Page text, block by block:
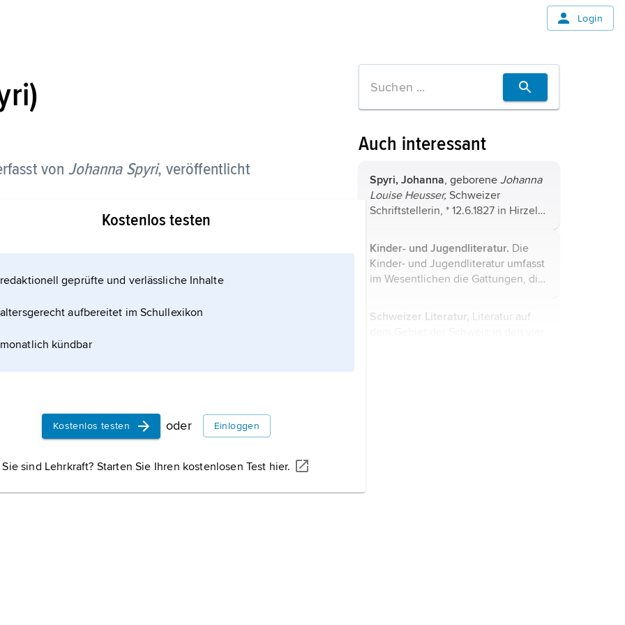
Login
von Johanna Spyri, veröffentlicht
anderen Romanpersonen – schuf
zum Inbegriff für vermeintlich reine,
naturnahes Leben wurden.
Kostenlos testen
redaktionell geprüfte und verlässliche Inhalte
altersgerecht aufbereitet im Schullexikon
monatlich kündbar
Kostenlos testen oder Einloggen
Sie sind Lehrkraft? Starten Sie Ihren kostenlosen Test hier.
Auch interessant
Spyri, Johanna, geborene Johanna
Louise Heusser, Schweizer
Schriftstellerin, * 12.6.1827 in Hirzel
Kinder- und Jugendliteratur. Die
Kinder- und Jugendliteratur umfasst
im Wesentlichen die Gattungen, die
anzutreffen sind. In der neueren
Schweizer Literatur, Literatur auf